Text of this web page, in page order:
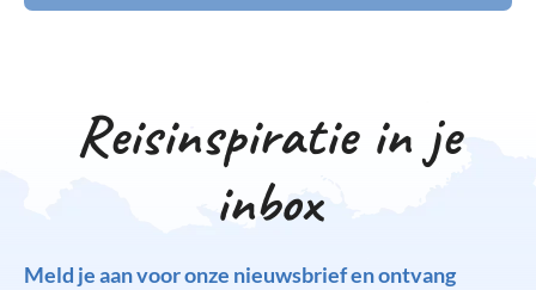
Reisinspiratie in je
inbox
Meld je aan voor onze nieuwsbrief en ontvang